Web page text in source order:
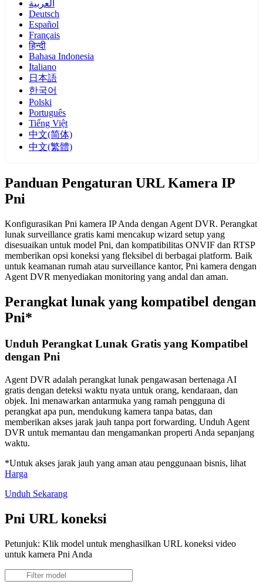
العربية
Deutsch
Español
Français
हिन्दी
Bahasa Indonesia
Italiano
日本語
한국어
Polski
Português
Tiếng Việt
中文(简体)
中文(繁體)
Panduan Pengaturan URL Kamera IP
Pni
Konfigurasikan Pni kamera IP Anda dengan Agent DVR. Perangkat
lunak surveillance gratis kami mencakup wizard setup yang
disesuaikan untuk model Pni, dan kompatibilitas ONVIF dan RTSP
memberikan opsi koneksi yang fleksibel di berbagai platform. Baik
untuk keamanan rumah atau surveillance kantor, Pni kamera dengan
Agent DVR menyediakan monitoring yang andal dan aman.
Perangkat lunak yang kompatibel dengan
Pni*
Unduh Perangkat Lunak Gratis yang Kompatibel
dengan Pni
Agent DVR adalah perangkat lunak pengawasan bertenaga AI
gratis dengan deteksi waktu nyata untuk orang, kendaraan, dan
objek. Ini menawarkan antarmuka yang ramah pengguna di
perangkat apa pun, mendukung kamera tanpa batas, dan
memberikan akses jarak jauh tanpa port forwarding. Unduh Agent
DVR untuk memantau dan mengamankan properti Anda sepanjang
waktu.
*Untuk akses jarak jauh yang aman atau penggunaan bisnis, lihat
Harga
Unduh Sekarang
Pni URL koneksi
Petunjuk: Klik model untuk menghasilkan URL koneksi video
untuk kamera Pni Anda